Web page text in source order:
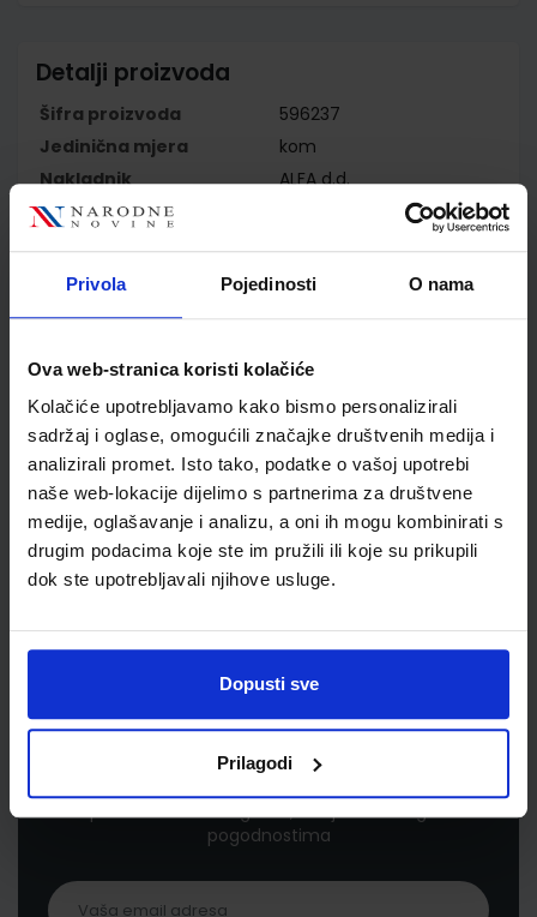
Privola Pojedinosti O nama
Ova web-stranica koristi kolačiće
Kolačiće upotrebljavamo kako bismo personalizirali
sadržaj i oglase, omogućili značajke društvenih medija i
analizirali promet. Isto tako, podatke o vašoj upotrebi
naše web-lokacije dijelimo s partnerima za društvene
medije, oglašavanje i analizu, a oni ih mogu kombinirati s
drugim podacima koje ste im pružili ili koje su prikupili
dok ste upotrebljavali njihove usluge.
Dopusti sve
Prilagodi
Detalji proizvoda
Šifra proizvoda
596237
Jedinična mjera
kom
Nakladnik
ALFA d.d.
Autor
Jakov Labor Jasmina
Zelenko Paduan Igor
Školski razred
10 1.RAZRED SŠ
Vrsta školske knjige
Vrsta škole
3 STRUKOVNA
Reg br min
8109
Newsletter prijava
proizvodima i uslugama, akcijama i drugim
pogodnostima